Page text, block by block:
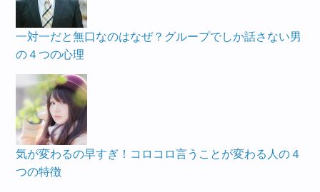
一対一だと無口なのはなぜ？グループでしか話さない男
の４つの心理
気が変わるの早すぎ！コロコロ言うことが変わる人の４
つの特徴